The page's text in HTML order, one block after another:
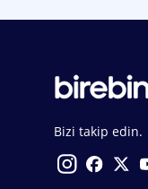
Bizi takip edin.